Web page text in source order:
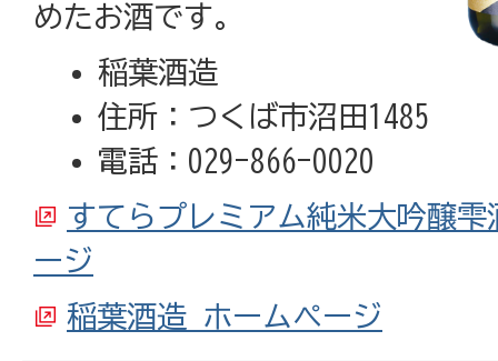
めたお酒です。
稲葉酒造
住所：つくば市沼田1485
電話：029-866-0020
すてらプレミアム純米大吟醸
ージ
稲葉酒造 ホームページ